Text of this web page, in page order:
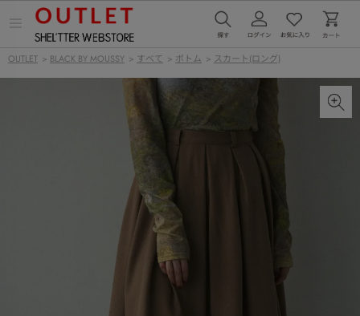
ー
を
OUTLET > BLACK BY MOUSSY > すべて > ボトム > スカート(ロング)